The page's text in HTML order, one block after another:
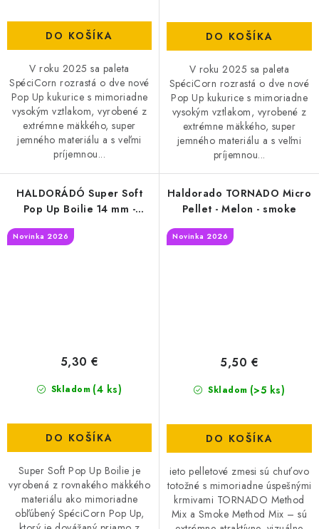
DO KOŠÍKA
V roku 2025 sa paleta
SpéciCorn rozrastá o dve nové
Pop Up kukurice s mimoriadne
vysokým vztlakom, vyrobené z
extrémne mäkkého, super
jemného materiálu a s veľmi
príjemnou...
DO KOŠÍKA
V roku 2025 sa paleta
SpéciCorn rozrastá o dve nové
Pop Up kukurice s mimoriadne
vysokým vztlakom, vyrobené z
extrémne mäkkého, super
jemného materiálu a s veľmi
príjemnou...
HALDORÁDÓ Super Soft
Pop Up Boilie 14 mm -
Novinka 2026
Skladom (4 ks)
5,30 €
DO KOŠÍKA
Super Soft Pop Up Boilie je
vyrobená z rovnakého mäkkého
materiálu ako mimoriadne
obľúbený SpéciCorn Pop Up,
Haldorado TORNADO Micro
Pellet - Melon - smoke
Novinka 2026
Skladom (>5 ks)
5,50 €
DO KOŠÍKA
ieto pelletové zmesi sú chuťovo
totožné s mimoriadne úspešnými
krmivami TORNADO Method
Mix a Smoke Method Mix – sú